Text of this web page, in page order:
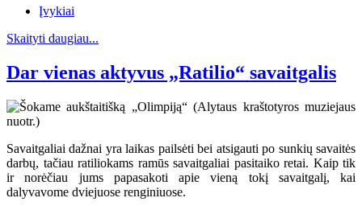
Įvykiai
Skaityti daugiau...
Dar vienas aktyvus „Ratilio“ savaitgalis
Savaitgaliai dažnai yra laikas pailsėti bei atsigauti po sunkių savaitės
darbų, tačiau ratiliokams ramūs savaitgaliai pasitaiko retai. Kaip tik
ir norėčiau jums papasakoti apie vieną tokį savaitgalį, kai
dalyvavome dviejuose renginiuose.